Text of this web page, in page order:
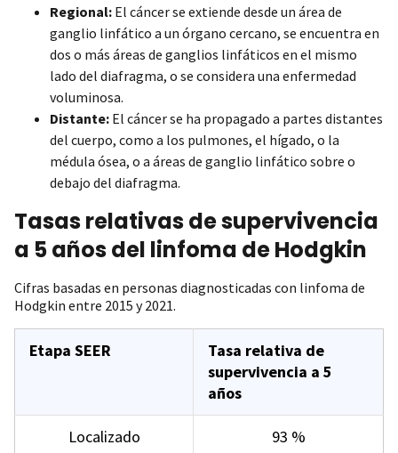
Regional: El cáncer se extiende desde un área de
ganglio linfático a un órgano cercano, se encuentra en
dos o más áreas de ganglios linfáticos en el mismo
lado del diafragma, o se considera una enfermedad
voluminosa.
Distante: El cáncer se ha propagado a partes distantes
del cuerpo, como a los pulmones, el hígado, o la
médula ósea, o a áreas de ganglio linfático sobre o
debajo del diafragma.
Tasas relativas de supervivencia
a 5 años del linfoma de Hodgkin
Cifras basadas en personas diagnosticadas con linfoma de
Hodgkin entre 2015 y 2021.
Etapa SEER
Tasa relativa de
supervivencia a 5
años
Localizado 93 %